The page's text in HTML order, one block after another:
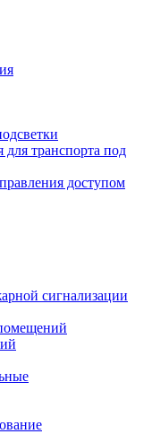
транспорта под
доступом
сигнализации